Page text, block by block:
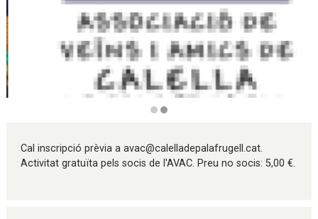
Cal inscripció prèvia a avac@calelladepalafrugell.cat.
Activitat gratuïta pels socis de l'AVAC. Preu no socis: 5,00 €.